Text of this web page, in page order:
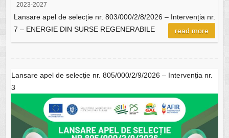
2023-2027
Lansare apel de selecție nr. 803/000/2/8/2026 – Intervenția nr.
7 – ENERGIE DIN SURSE REGENERABILE
read more
Lansare apel de selecție nr. 805/000/2/9/2026 – Intervenția nr.
3